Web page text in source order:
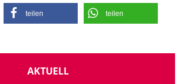
teilen teilen
AKTUELL